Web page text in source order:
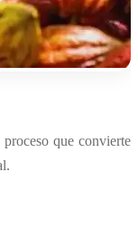
que convierte
.